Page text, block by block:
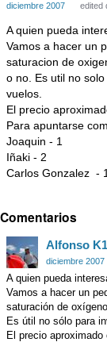
diciembre 2007 edited
A quien pueda
Vamos a hacer un
saturacion de
o no. Es util no
vuelos.
El precio
Para apuntarse
Joaquin - 1
Iñaki - 2
Carlos Gonzalez - 1
Comentarios
Alfonso
diciembre 2007
A quien pueda
Vamos a hacer un
saturación de
Es útil no sólo para
El precio